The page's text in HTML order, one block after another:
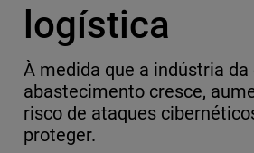
logística
À medida que a indústria da
abastecimento cresce,
risco de ataques
proteger.